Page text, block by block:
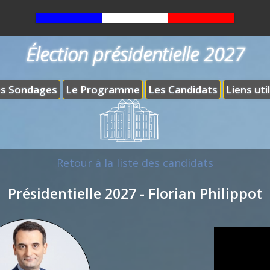
Sondages Le Programme Les Candidats Liens
Élection présidentielle 2027
Retour à la liste des candidats
Présidentielle 2027 - Florian Philippot